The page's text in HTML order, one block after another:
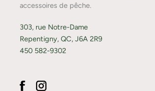
accessoires de pêche.
303, rue Notre-Dame
Repentigny, QC, J6A 2R9
450 582-9302